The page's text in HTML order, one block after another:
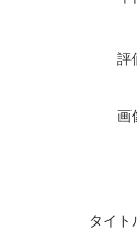
評
画
タイト